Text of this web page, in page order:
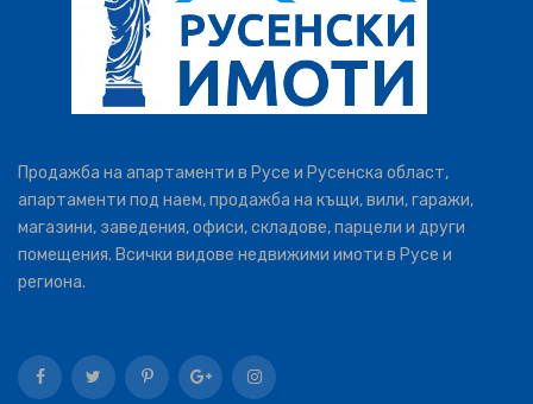
Продажба на апартаменти в Русе и Русенска област,
апартаменти под наем, продажба на къщи, вили, гаражи,
магазини, заведения, офиси, складове, парцели и други
помещения. Всички видове недвижими имоти в Русе и
региона.